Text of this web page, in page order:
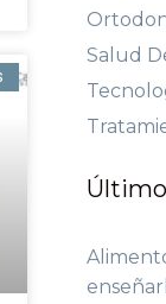
Salud